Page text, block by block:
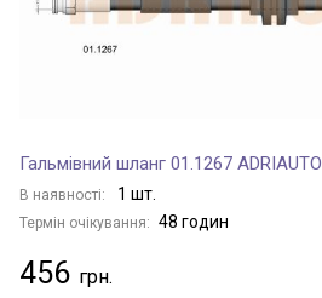
Гальмівний шланг 01.1267 ADRIAUTO
В наявності: 1 шт.
Термін очікування: 48 годин
456